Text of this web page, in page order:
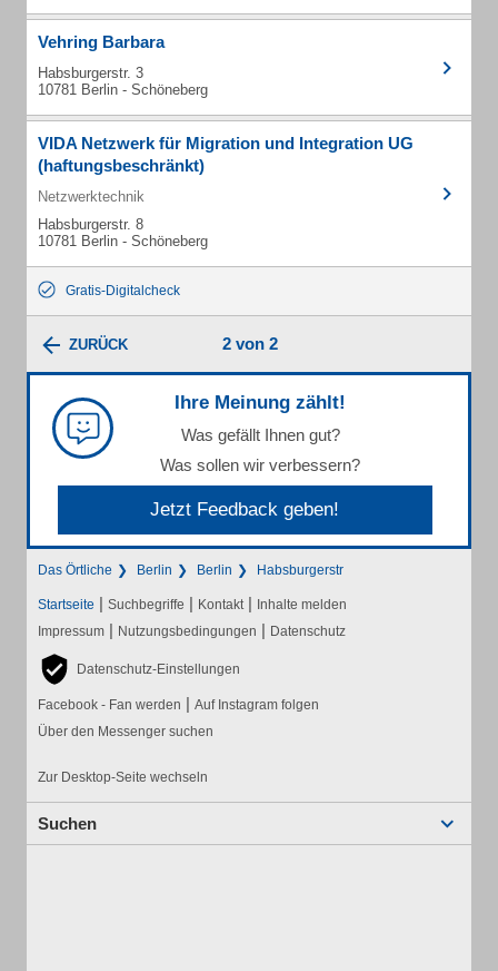
Vehring Barbara
Habsburgerstr. 3
10781 Berlin - Schöneberg
VIDA Netzwerk für Migration und Integration UG
(haftungsbeschränkt)
Netzwerktechnik
Habsburgerstr. 8
10781 Berlin - Schöneberg
Gratis-Digitalcheck
ZURÜCK 2 von 2
Ihre Meinung zählt!
Was gefällt Ihnen gut?
Was sollen wir verbessern?
Jetzt Feedback geben!
Das Örtliche Berlin Berlin Habsburgerstr
Startseite | Suchbegriffe | Kontakt | Inhalte melden
Impressum | Nutzungsbedingungen | Datenschutz
Datenschutz-Einstellungen
Facebook - Fan werden | Auf Instagram folgen
Über den Messenger suchen
Zur Desktop-Seite wechseln
Suchen